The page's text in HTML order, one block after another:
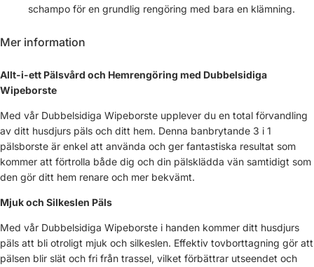
schampo för en grundlig rengöring med bara en klämning.
Mer information
Allt-i-ett Pälsvård och Hemrengöring med Dubbelsidiga
Wipeborste
Med vår Dubbelsidiga Wipeborste upplever du en total förvandling
av ditt husdjurs päls och ditt hem. Denna banbrytande 3 i 1
pälsborste är enkel att använda och ger fantastiska resultat som
kommer att förtrolla både dig och din pälsklädda vän samtidigt som
den gör ditt hem renare och mer bekvämt.
Mjuk och Silkeslen Päls
Med vår Dubbelsidiga Wipeborste i handen kommer ditt husdjurs
päls att bli otroligt mjuk och silkeslen. Effektiv tovborttagning gör att
pälsen blir slät och fri från trassel, vilket förbättrar utseendet och